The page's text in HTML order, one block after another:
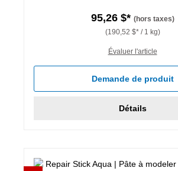
95,26 $* (hors taxes)
(190,52 $* / 1 kg)
Évaluer l'article
Demande de produit
Détails